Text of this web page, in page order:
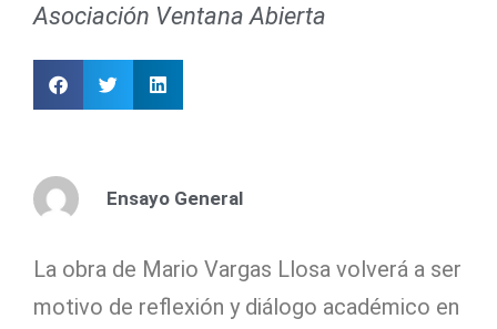
Asociación Ventana Abierta
Ensayo General
La obra de Mario Vargas Llosa volverá a ser
motivo de reflexión y diálogo académico en